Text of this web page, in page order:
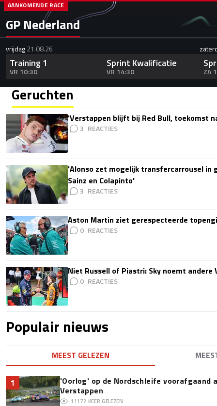
GP Nederland
AANKOMENDE RACE
vrijdag21.08.26
Training 1
VR 10:30
Sprint Kwalificatie
VR 14:30 ZA
Geruchten
'Verstappen blijft bij Red Bull, toekomst
3
'Alonso zet mogelijk transfercarrousel in
Sainz en Colapinto'
3
Aston Martin ziet gerespecteerde
0
Niet Russell of Piastri: Sky noemt
0
Populair nieuws
MEEST GELEZEN
1
'Oorlog' op de Nordschleife voorafgaand
Verstappen
11172 KEER GELEZEN